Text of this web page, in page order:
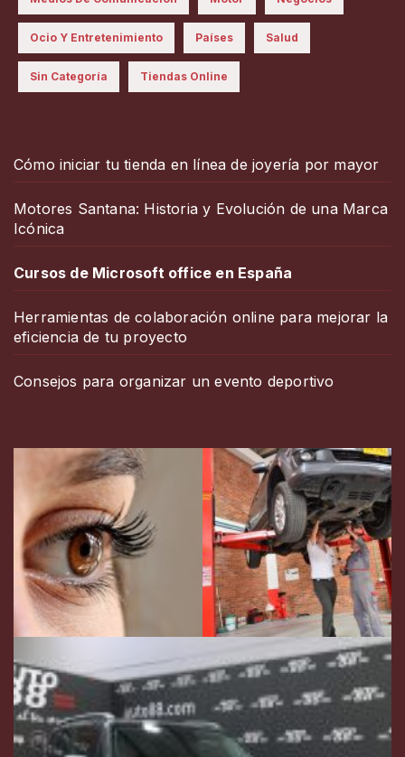
Ocio Y Entretenimiento Países Salud
Sin Categoría Tiendas Online
Cómo iniciar tu tienda en línea de joyería por mayor
Motores Santana: Historia y Evolución de una Marca
Icónica
Cursos de Microsoft office en España
Herramientas de colaboración online para mejorar la
eficiencia de tu proyecto
Consejos para organizar un evento deportivo